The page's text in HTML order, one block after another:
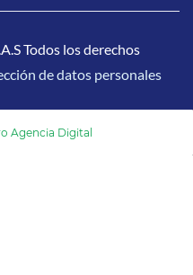
Todos los derechos
de datos personales
Agencia Digital